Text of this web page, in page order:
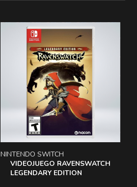
VIDEOJUEGO RAVENSWATCH
LEGENDARY EDITION
NINTENDO SWITCH